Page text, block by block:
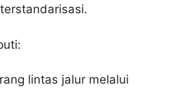
lintas jalur melalui